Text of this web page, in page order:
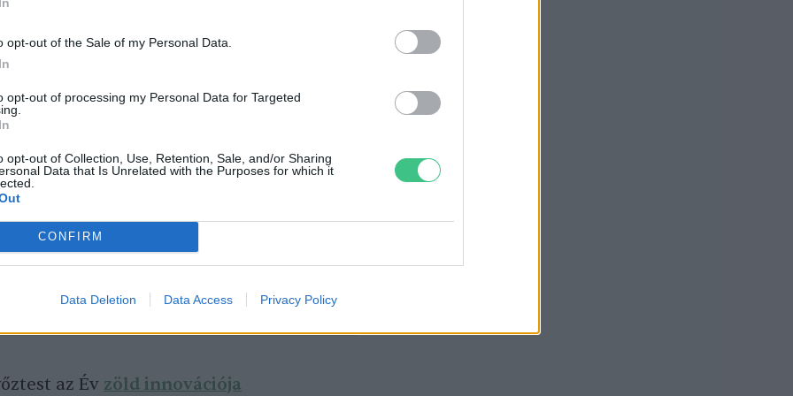
opt-out of the Sale of my Personal Data.
opt-out of processing my Personal Data for Targeted
opt-out of Collection, Use, Retention, Sale, and/or Sharing
Data that Is Unrelated with the Purposes for which it
CONFIRM
Data Deletion Data Access Privacy Policy
amelyek a településkép meghatározó
fontos szerepet töltenek be a
párologtatásukkal kellemesebbé
gyarapodott a Magyarországon
száma
az Év zöld innovációja